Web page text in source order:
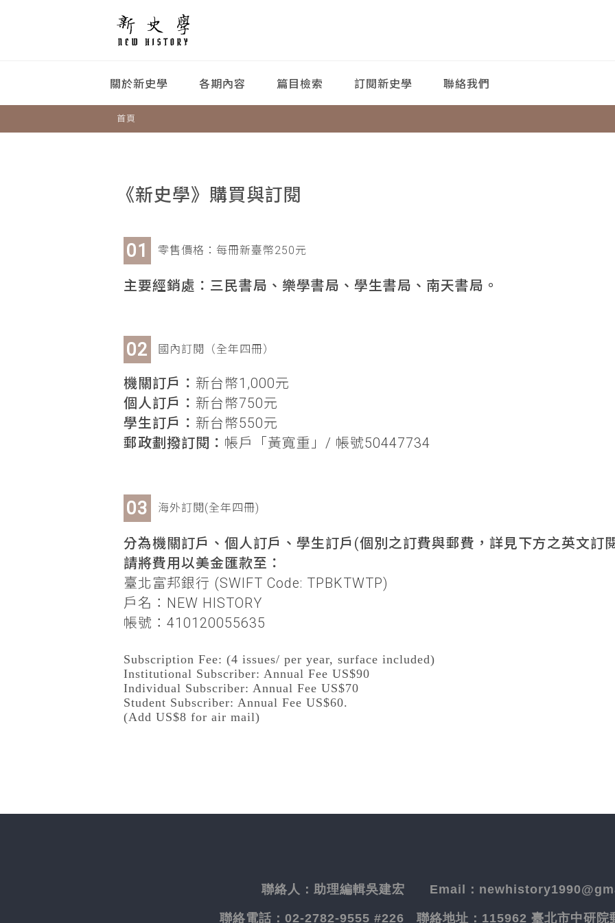
關於新史學 各期內容 篇目檢索 訂閱新史學 聯絡我們
首頁
《新史學》購買與訂閱
零售價格：每冊新臺幣250元
主要經銷處：三民書局、樂學書局、學生書局、南天書局。
國內訂閱（全年四冊）
機關訂戶： 新台幣1,000元
個人訂戶： 新台幣750元
學生訂戶： 新台幣550元
郵政劃撥訂閱： 帳戶「黃寬重」/ 帳號50447734
海外訂閱(全年四冊)
分為機關訂戶、個人訂戶、學生訂戶(個別之訂費與郵費，詳見下方之英文訂
請將費用以美金匯款至：
臺北富邦銀行 (SWIFT Code: TPBKTWTP)
戶名：NEW HISTORY
帳號：410120055635
Subscription Fee: (4 issues/ per year, surface included)
Institutional Subscriber: Annual Fee US$90
Individual Subscriber: Annual Fee US$70
Student Subscriber: Annual Fee US$60.
(Add US$8 for air mail)
聯絡人： 助理編輯吳建宏 Email：
聯絡電話： 02-2782-9555 #226 聯絡地址： 115962 臺北市中研院